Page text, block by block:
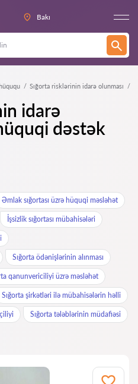
Bakı
Sığorta risklərinin idarə olunması
idarə
dəstək
Əmlak sığortası üzrə hüquqi məsləhət
İşsizlik sığortası mübahisələri
Sığorta ödənişlərinin alınması
qanunvericiliyi üzrə məsləhət
Sığorta şirkətləri ilə mübahisələrin həlli
Sığorta tələblərinin müdafiəsi